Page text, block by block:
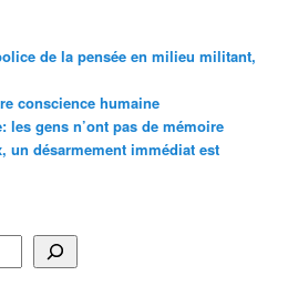
de la pensée en milieu militant,
conscience humaine
les gens n’ont pas de mémoire
un désarmement immédiat est